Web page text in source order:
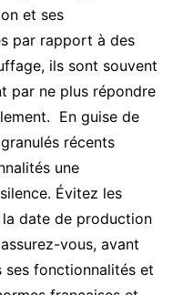
et ses
par rapport à des
ils sont souvent
par ne plus répondre
En guise de
récents
une
Évitez les
date de production
vous, avant
ses fonctionnalités et